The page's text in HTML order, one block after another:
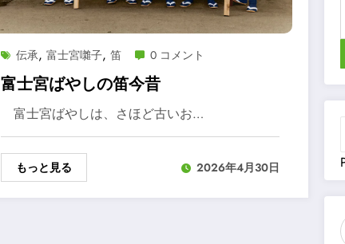
伝承, 富士宮囃子, 笛 0 コメント
富士宮ばやしの笛今昔
富士宮ばやしは、さほど古いお…
もっと見る 2026年4月30日